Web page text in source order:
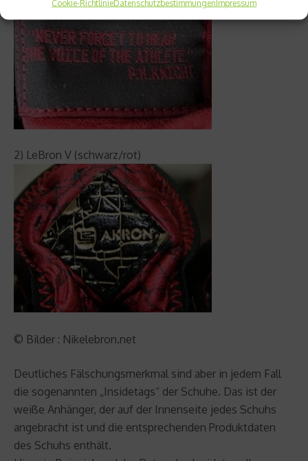
Cookie-RichtlinieDatenschutzbestimmungenImpressum
2) LeBron V (schwarz/rot)
© Bilder : Nikelebron.net
Deutliches Fälschungsmerkmal sind aber in jedem Fall
die sogenannten „Insidetags“ der Schuhe. Das ist der
weiße Anhänger, der auf der Innenseite jedes Schuhs
angebracht ist und die entsprechenden Produktdaten
des Schuhs enthält.